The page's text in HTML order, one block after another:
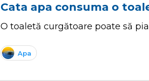
Cata apa consuma o
O toaletă curgătoare poate să
Apa